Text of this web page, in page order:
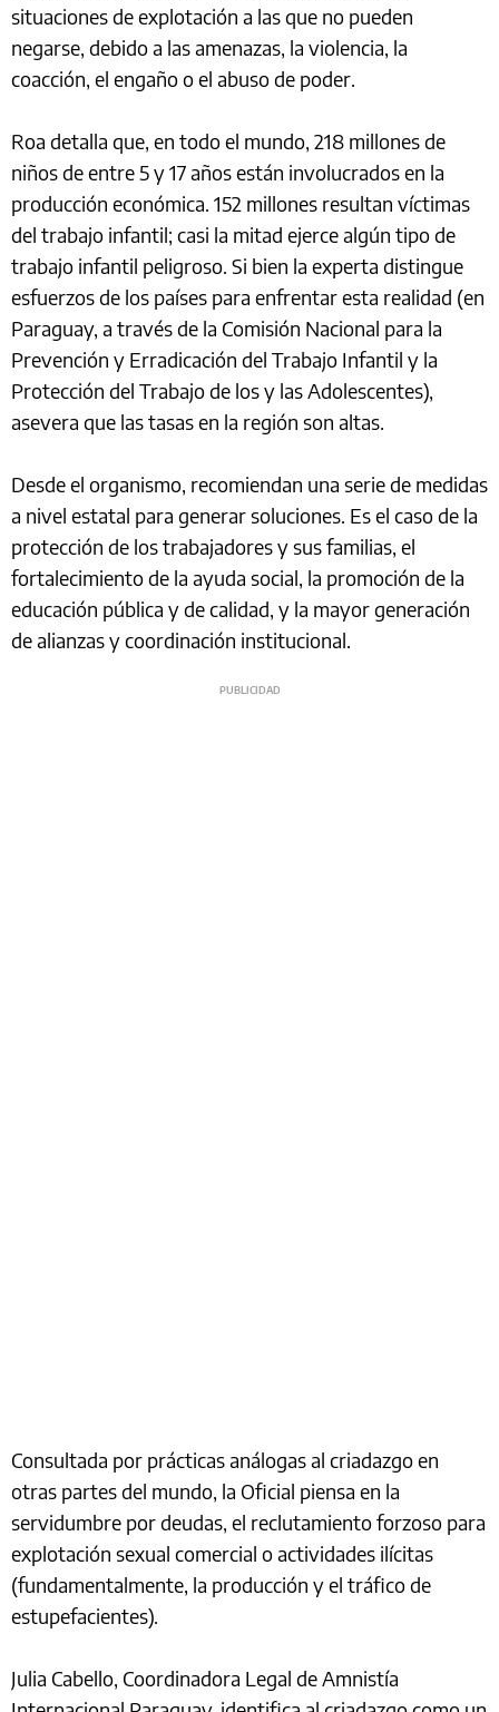
situaciones de explotación a las que no pueden
negarse, debido a las amenazas, la violencia, la
coacción, el engaño o el abuso de poder.
Roa detalla que, en todo el mundo, 218 millones de
niños de entre 5 y 17 años están involucrados en la
producción económica. 152 millones resultan víctimas
del trabajo infantil; casi la mitad ejerce algún tipo de
trabajo infantil peligroso. Si bien la experta distingue
esfuerzos de los países para enfrentar esta realidad (en
Paraguay, a través de la Comisión Nacional para la
Prevención y Erradicación del Trabajo Infantil y la
Protección del Trabajo de los y las Adolescentes),
asevera que las tasas en la región son altas.
Desde el organismo, recomiendan una serie de medidas
a nivel estatal para generar soluciones. Es el caso de la
protección de los trabajadores y sus familias, el
fortalecimiento de la ayuda social, la promoción de la
educación pública y de calidad, y la mayor generación
de alianzas y coordinación institucional.
Consultada por prácticas análogas al criadazgo en
otras partes del mundo, la Oficial piensa en la
servidumbre por deudas, el reclutamiento forzoso para
explotación sexual comercial o actividades ilícitas
(fundamentalmente, la producción y el tráfico de
estupefacientes).
Julia Cabello, Coordinadora Legal de Amnistía